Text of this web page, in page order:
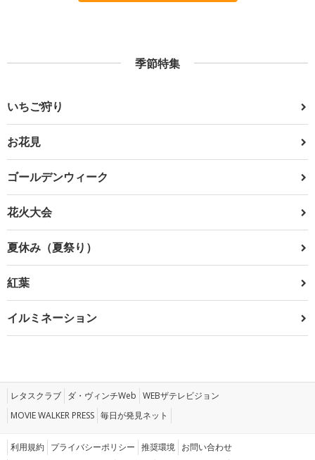
季節特集
いちご狩り
お花見
ゴールデンウィーク
花火大会
夏休み（夏祭り）
紅葉
イルミネーション
レタスクラブ ダ・ヴィンチWeb WEBザテレビジョン
MOVIE WALKER PRESS 毎日が発見ネット
利用規約 プライバシーポリシー 推奨環境 お問い合わせ